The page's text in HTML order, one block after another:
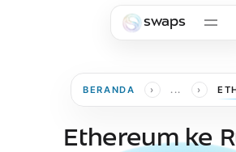
swaps
BERANDA › ... ›
Ethereum ke